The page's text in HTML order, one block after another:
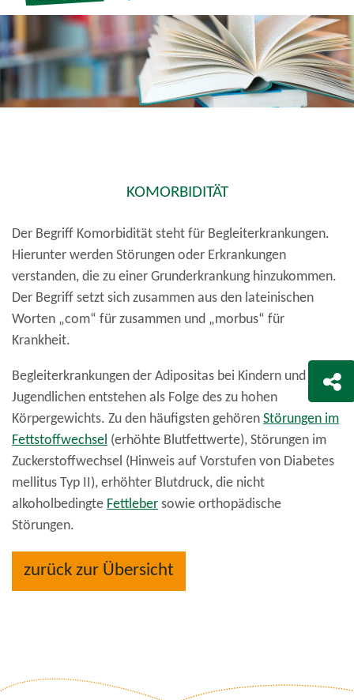
Zu den Social Media Links
KOMORBIDITÄT
Der Begriff Komorbidität steht für Begleiterkrankungen.
Hierunter werden Störungen oder Erkrankungen
verstanden, die zu einer Grunderkrankung hinzukommen.
Der Begriff setzt sich zusammen aus den lateinischen
Worten „com“ für zusammen und „morbus“ für
Krankheit.
Begleiterkrankungen der Adipositas bei Kindern und
Jugendlichen entstehen als Folge des zu hohen
Körpergewichts. Zu den häufigsten gehören Störungen im
Fettstoffwechsel (erhöhte Blutfettwerte), Störungen im
Zuckerstoffwechsel (Hinweis auf Vorstufen von Diabetes
mellitus Typ II), erhöhter Blutdruck, die nicht
alkoholbedingte Fettleber sowie orthopädische
Störungen.
zurück zur Übersicht